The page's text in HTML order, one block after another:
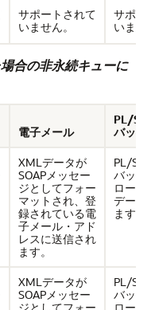
サポートされて
いません。
サポー
いませ
合の非永続キューに
電子メール
PL/
バック
XMLデータが
SOAPメッセー
ジとしてフォー
マットされ、登
録されている電
子メール・アド
レスに送信され
ます。
PL/
バック
ロード
データ
ます。
XMLデータが
SOAPメッセー
PL/
バック